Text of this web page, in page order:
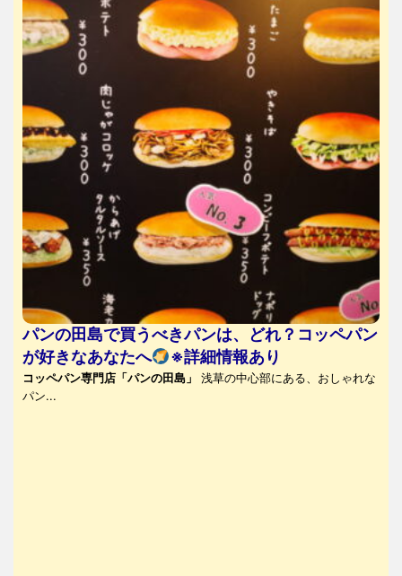
パンの田島で買うべきパンは、どれ？コッペパン
が好きなあなたへ
※詳細情報あり
コッペパン専門店「パンの田島」
浅草の中心部にある、おしゃれな
パン...